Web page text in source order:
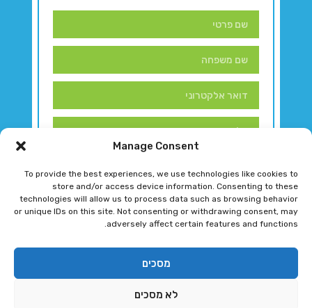
Manage Consent
To provide the best experiences, we use technologies like cookies to
store and/or access device information. Consenting to these
technologies will allow us to process data such as browsing behavior
or unique IDs on this site. Not consenting or withdrawing consent, may
adversely affect certain features and functions.
מסכים
לא מסכים